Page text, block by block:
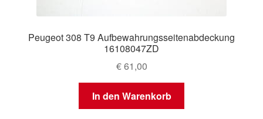
Peugeot 308 T9 Aufbewahrungsseitenabdeckung
16108047ZD
€61,00
In den Warenkorb